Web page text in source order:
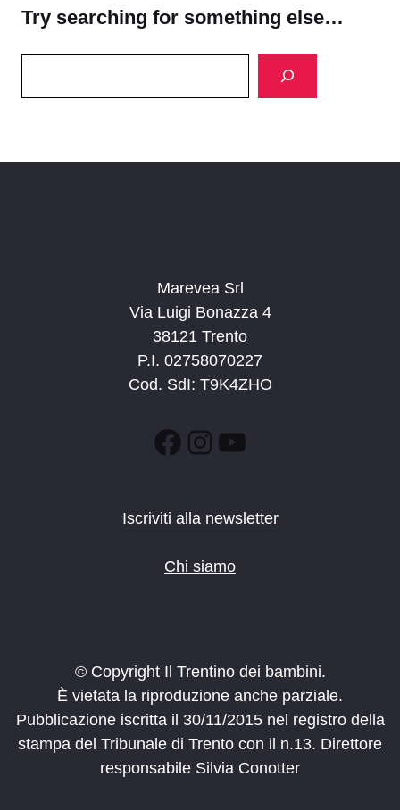
Try searching for something else…
Marevea Srl
Via Luigi Bonazza 4
38121 Trento
P.I. 02758070227
Cod. SdI: T9K4ZHO
Facebook
Instagram
YouTube
Iscriviti alla newsletter
Chi siamo
© Copyright Il Trentino dei bambini.
È vietata la riproduzione anche parziale.
Pubblicazione iscritta il 30/11/2015 nel registro della
stampa del Tribunale di Trento con il n.13. Direttore
responsabile Silvia Conotter